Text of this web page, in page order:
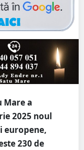
a
2025 noul
europene,
230 de